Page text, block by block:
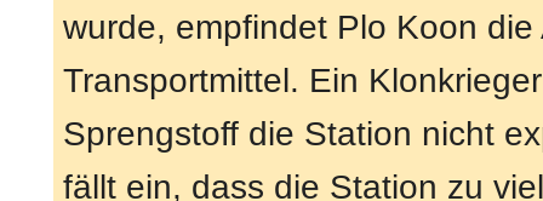
wurde, empfindet Plo Koon
Transportmittel. Ein
Sprengstoff die Station nicht
fällt ein, dass die Station zu